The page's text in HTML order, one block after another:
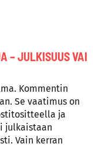
– JULKISUUS VAI
Kommentin
Se vaatimus on
ja
julkaistaan
Vain kerran